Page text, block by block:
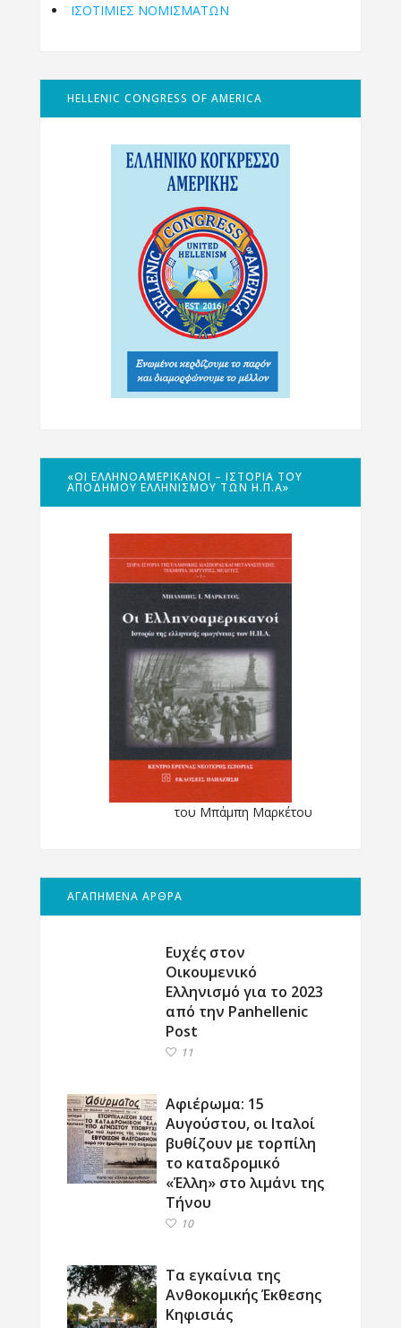
ΙΣΟΤΙΜΙΕΣ ΝΟΜΙΣΜΑΤΩΝ
HELLENIC CONGRESS OF AMERICA
«ΟΙ ΕΛΛΗΝΟΑΜΕΡΙΚΑΝΟΊ – ΙΣΤΟΡΊΑ ΤΟΥ
ΑΠΌΔΗΜΟΥ ΕΛΛΗΝΙΣΜΟΎ ΤΩΝ Η.Π.Α»
του Μπάμπη Μαρκέτου
ΑΓΑΠΗΜΕΝΑ ΑΡΘΡΑ
Ευχές στον
Οικουμενικό
Ελληνισμό για το 2023
από την Panhellenic
Post
11
Αφιέρωμα: 15
Αυγούστου, οι Ιταλοί
βυθίζουν με τορπίλη
το καταδρομικό
«Έλλη» στο λιμάνι της
Τήνου
10
Τα εγκαίνια της
Ανθοκομικής Έκθεσης
Κηφισιάς